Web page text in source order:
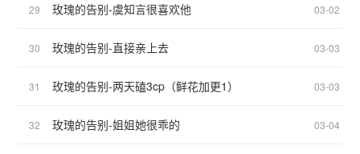
29 玫瑰的告别-虞知言很喜欢他 03-02
30 玫瑰的告别-直接亲上去 03-03
31 玫瑰的告别-两天磕3cp（鲜花加更1） 03-03
32 玫瑰的告别-姐姐她很乖的 03-04